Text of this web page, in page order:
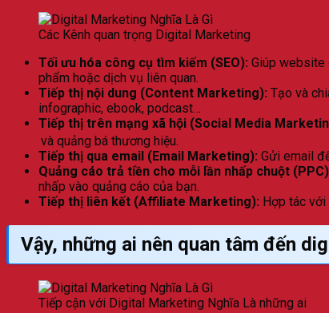
Các Kênh quan trọng Digital Marketing
Tối ưu hóa công cụ tìm kiếm (SEO): Giúp website
phẩm hoặc dịch vụ liên quan.
Tiếp thị nội dung (Content Marketing): Tạo và
infographic, ebook, podcast…
Tiếp thị trên mạng xã hội (Social Media
và quảng bá thương hiệu.
Tiếp thị qua email (Email Marketing): Gửi email
Quảng cáo trả tiền cho mỗi lần nhấp chuột
nhấp vào quảng cáo của bạn.
Tiếp thị liên kết (Affiliate Marketing): Hợp tác
Vậy, những ai nên quan tâm đến
Tiếp cận với Digital Marketing Nghĩa Là những ai